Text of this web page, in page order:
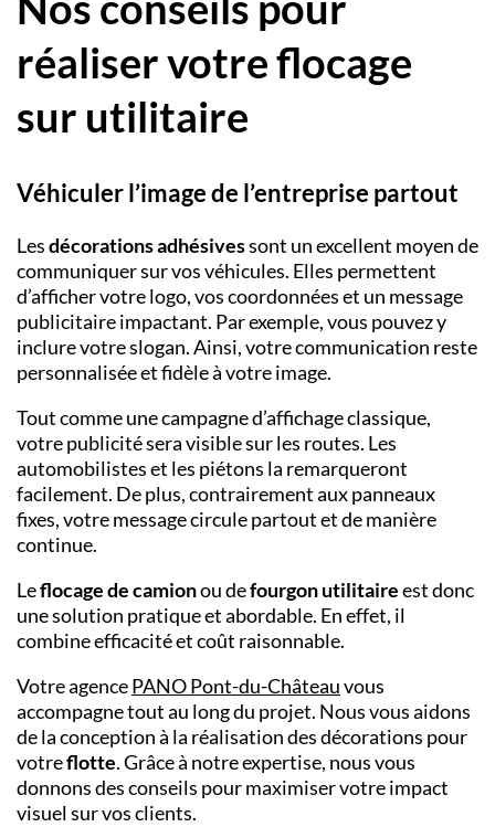
réaliser votre flocage
sur utilitaire
Véhiculer l’image de l’entreprise partout
Lesdécorations adhésivessont un excellent moyen de
communiquer sur vos véhicules. Elles permettent
d’afficher votre logo, vos coordonnées et un message
publicitaire impactant. Par exemple, vous pouvez y
inclure votre slogan. Ainsi, votre communication reste
personnalisée et fidèle à votre image.
Tout comme une campagne d’affichage classique,
votre publicité sera visible sur les routes. Les
automobilistes et les piétons la remarqueront
facilement. De plus, contrairement aux panneaux
fixes, votre message circule partout et de manière
continue.
Leflocage de camionou defourgon utilitaireest donc
une solution pratique et abordable. En effet, il
combine efficacité et coût raisonnable.
Votre agencePANO Pont-du-Châteauvous
accompagne tout au long du projet. Nous vous aidons
de la conception à la réalisation des décorations pour
votreflotte. Grâce à notre expertise, nous vous
donnons des conseils pour maximiser votre impact
visuel sur vos clients.